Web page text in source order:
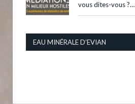
vous dites-vous ?…
EAU MINÉRALE D’EVIAN